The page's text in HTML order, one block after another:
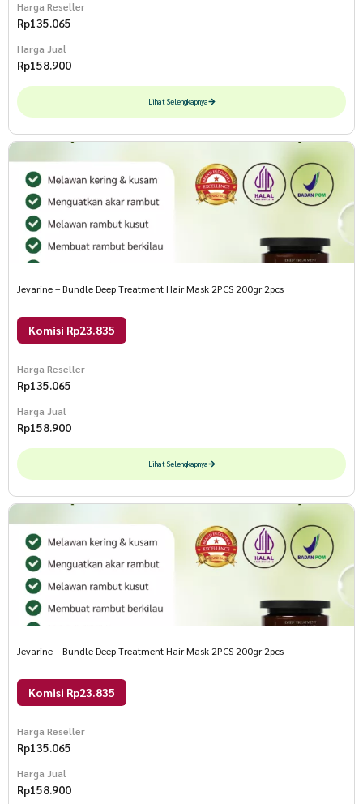
Harga Reseller
Rp135.065
Harga Jual
Rp158.900
Lihat Selengkapnya
Jevarine – Bundle Deep Treatment Hair Mask 2PCS 200gr 2pcs
Komisi Rp23.835
Harga Reseller
Rp135.065
Harga Jual
Rp158.900
Lihat Selengkapnya
Jevarine – Bundle Deep Treatment Hair Mask 2PCS 200gr 2pcs
Komisi Rp23.835
Harga Reseller
Rp135.065
Harga Jual
Rp158.900